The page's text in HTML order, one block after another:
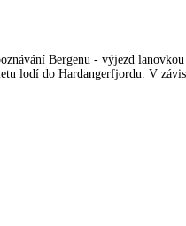
Bergenu - výjezd
lodí do Hardangerfjordu. V